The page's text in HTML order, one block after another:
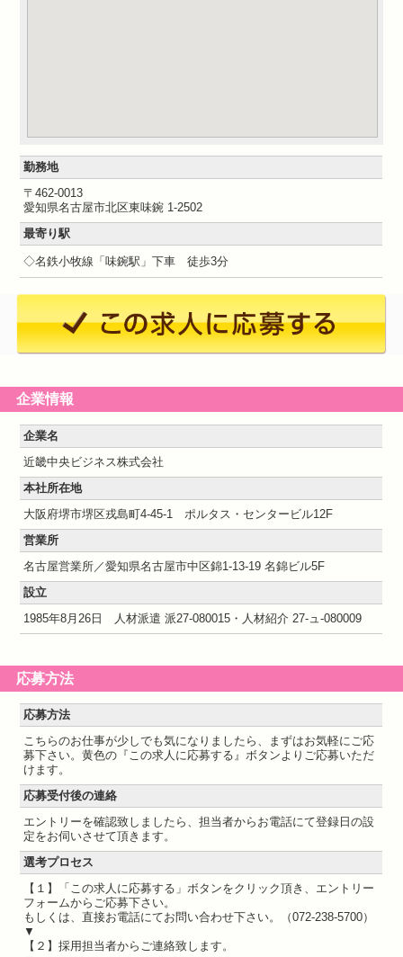
勤務地
〒462-0013
愛知県名古屋市北区東味鋺 1-2502
最寄り駅
◇名鉄小牧線「味鋺駅」下車 徒歩3分
企業情報
企業名
近畿中央ビジネス株式会社
本社所在地
大阪府堺市堺区戎島町4-45-1 ポルタス・センタービル12F
営業所
名古屋営業所／愛知県名古屋市中区錦1-13-19 名錦ビル5F
設立
1985年8月26日 人材派遣 派27-080015・人材紹介 27-ュ-080009
応募方法
応募方法
こちらのお仕事が少しでも気になりましたら、まずはお気軽にご応
募下さい。黄色の『この求人に応募する』ボタンよりご応募いただ
けます。
応募受付後の連絡
エントリーを確認致しましたら、担当者からお電話にて登録日の設
定をお伺いさせて頂きます。
選考プロセス
【１】「この求人に応募する」ボタンをクリック頂き、エントリー
フォームからご応募下さい。
もしくは、直接お電話にてお問い合わせ下さい。（072-238-5700）
▼
【２】採用担当者からご連絡致します。